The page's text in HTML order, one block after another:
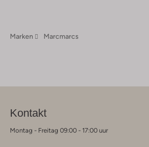
Marken Marcmarcs
Kontakt
Montag - Freitag 09:00 - 17:00 uur